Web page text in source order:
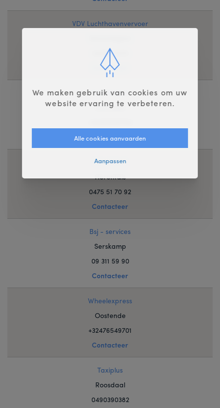
VDV Luchthavenvervoer
0479217070
Contacteer
Taxi Malinas
Mechelen
Contacteer
Verwimp J
Herentals
0475 51 70 92
Contacteer
Bsj - services
Serskamp
09 311 59 90
Contacteer
Wheelexpress
Oostende
+32476549701
Contacteer
Taxiplus
Roosdaal
0490390382
We maken gebruik van cookies om uw
website ervaring te verbeteren.
Alle cookies aanvaarden
Aanpassen